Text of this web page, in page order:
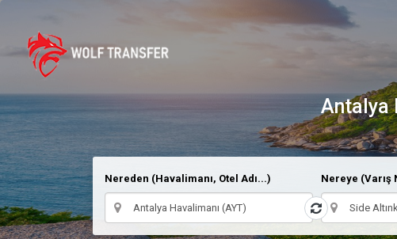
Antalya
Nereden (Havalimanı, Otel Adı...) Nereye (Varış